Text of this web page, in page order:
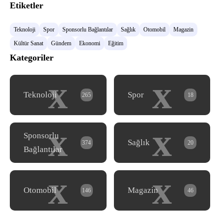
Etiketler
Teknoloji Spor Sponsorlu Bağlantılar Sağlık Otomobil
Magazin
Kültür Sanat
Gündem Ekonomi Eğitim
Kategoriler
x
Teknoloji 265 x
Spor 18
x
Sponsorlu
Bağlantılar
374 x
Sağlık 20
x
Otomobil 146 x
Magazin 46